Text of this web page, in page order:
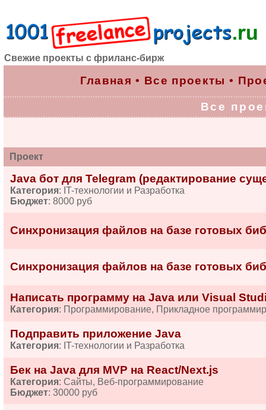
Свежие проекты с фриланс-бирж
Главная • Все проекты •
Все
Проект
Java бот для Telegram (редактирование
Категория: IT-технологии и Разработка
Бюджет: 8000 руб
Синхронизация файлов на базе готовых
Синхронизация файлов на базе готовых
Написать программу на Java или Visual
Категория: Программирование, Прикладное
Подправить приложение Java
Категория: IT-технологии и Разработка
Бек на Java для MVP на React/Next.js
Категория: Сайты, Веб-программирование
Бюджет: 30000 руб